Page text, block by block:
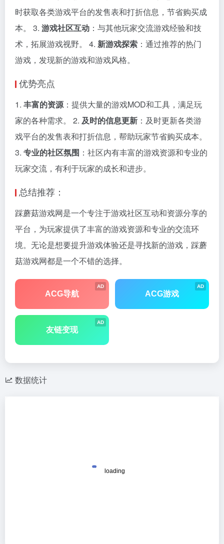
时获取各类游戏平台的发售表和打折信息，节省购买成
本。 3. 游戏社区互动 ：与其他玩家交流游戏经验和技
术，拓展游戏视野。 4. 新游戏探索 ：通过推荐的热门
游戏，发现新的游戏和游戏风格。
优势亮点
1. 丰富的资源：提供大量的游戏MOD和工具，满足玩
家的各种需求。 2. 及时的信息更新 ：及时更新各类游
戏平台的发售表和打折信息，帮助玩家节省购买成本。
3. 专业的社区氛围 ：社区内有丰富的游戏资源和专业的
玩家交流，有利于玩家的成长和进步。
总结推荐：
踩蘑菇游戏网是一个专注于游戏社区互动和资源分享的
平台，为玩家提供了丰富的游戏资源和专业的交流环
境。无论是想要提升游戏体验还是寻找新的游戏，踩蘑
菇游戏网都是一个不错的选择。
AD
ACG导航
AD
ACG游戏
AD
友链变现
数据统计